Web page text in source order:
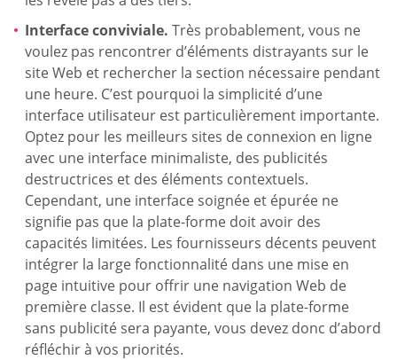
Interface conviviale. Très probablement, vous ne
voulez pas rencontrer d’éléments distrayants sur le
site Web et rechercher la section nécessaire pendant
une heure. C’est pourquoi la simplicité d’une
interface utilisateur est particulièrement importante.
Optez pour les meilleurs sites de connexion en ligne
avec une interface minimaliste, des publicités
destructrices et des éléments contextuels.
Cependant, une interface soignée et épurée ne
signifie pas que la plate-forme doit avoir des
capacités limitées. Les fournisseurs décents peuvent
intégrer la large fonctionnalité dans une mise en
page intuitive pour offrir une navigation Web de
première classe. Il est évident que la plate-forme
sans publicité sera payante, vous devez donc d’abord
réfléchir à vos priorités.